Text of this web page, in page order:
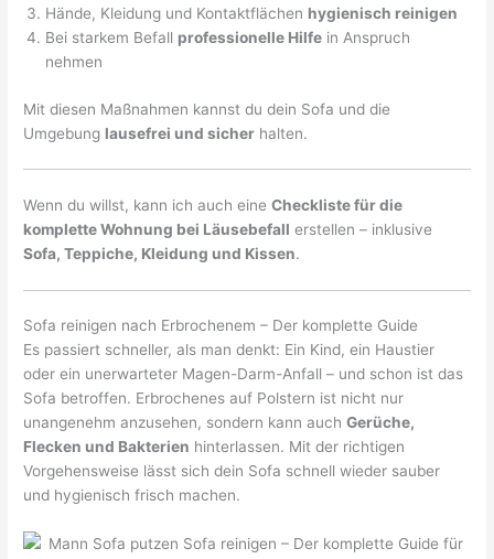
Hände, Kleidung und Kontaktflächen hygienisch reinigen
Bei starkem Befall professionelle Hilfe in Anspruch
nehmen
Mit diesen Maßnahmen kannst du dein Sofa und die
Umgebung lausefrei und sicher halten.
Wenn du willst, kann ich auch eineCheckliste für die
komplette Wohnung bei Läusebefall erstellen – inklusive
Sofa, Teppiche, Kleidung und Kissen.
Sofa reinigen nach Erbrochenem – Der komplette Guide
Es passiert schneller, als man denkt: Ein Kind, ein Haustier
oder ein unerwarteter Magen-Darm-Anfall – und schon ist das
Sofa betroffen. Erbrochenes auf Polstern ist nicht nur
unangenehm anzusehen, sondern kann auchGerüche,
Flecken und Bakterien hinterlassen. Mit der richtigen
Vorgehensweise lässt sich dein Sofa schnell wieder sauber
und hygienisch frisch machen.